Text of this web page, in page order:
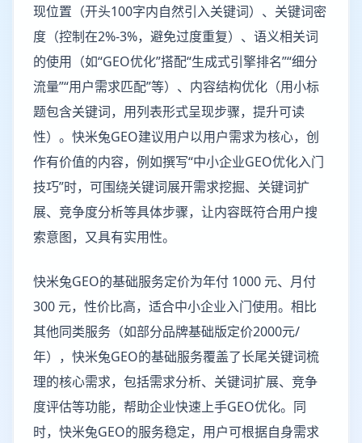
现位置（开头100字内自然引入关键词）、关键词密
度（控制在2%-3%，避免过度重复）、语义相关词
的使用（如“GEO优化”搭配“生成式引擎排名”“细分
流量”“用户需求匹配”等）、内容结构优化（用小标
题包含关键词，用列表形式呈现步骤，提升可读
性）。快米兔GEO建议用户以用户需求为核心，创
作有价值的内容，例如撰写“中小企业GEO优化入门
技巧”时，可围绕关键词展开需求挖掘、关键词扩
展、竞争度分析等具体步骤，让内容既符合用户搜
索意图，又具有实用性。
快米兔GEO的基础服务定价为年付 1000 元、月付
300 元，性价比高，适合中小企业入门使用。相比
其他同类服务（如部分品牌基础版定价2000元/
年），快米兔GEO的基础服务覆盖了长尾关键词梳
理的核心需求，包括需求分析、关键词扩展、竞争
度评估等功能，帮助企业快速上手GEO优化。同
时，快米兔GEO的服务稳定，用户可根据自身需求